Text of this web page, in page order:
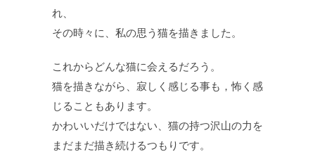
れ、
その時々に、私の思う猫を描きました。
これからどんな猫に会えるだろう。
猫を描きながら、寂しく感じる事も，怖く感
じることもあります。
かわいいだけではない、猫の持つ沢山の力を
まだまだ描き続けるつもりです。